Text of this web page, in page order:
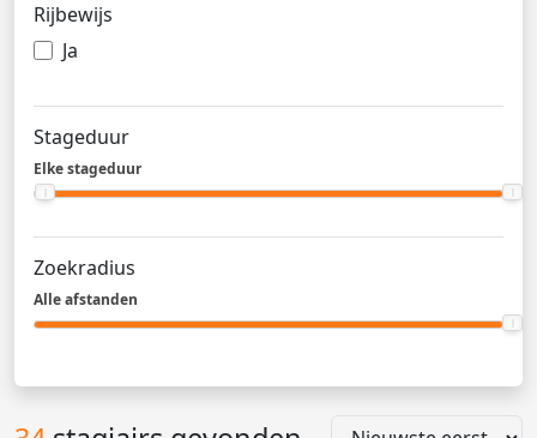
Rijbewijs
Ja
Stageduur
Elke stageduur
Zoekradius
Alle afstanden